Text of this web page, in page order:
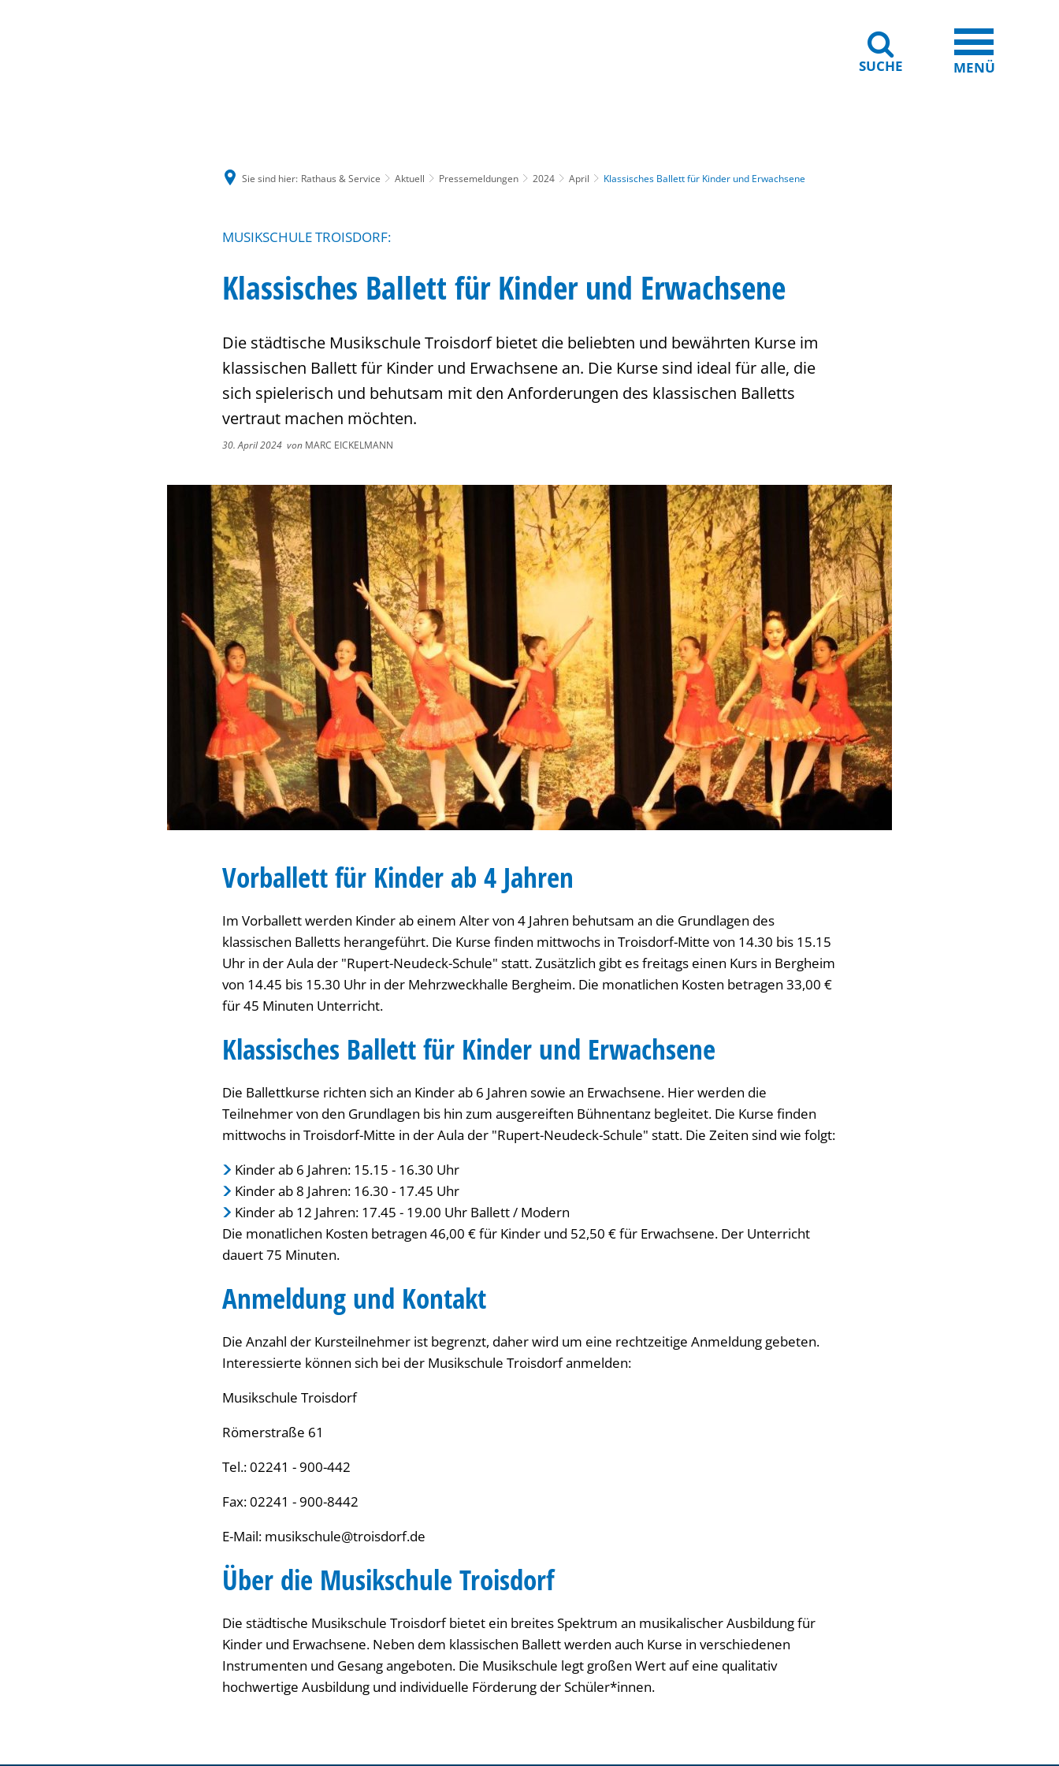
SUCHE MENÜ
Sie sind hier: Rathaus & Service Aktuell Pressemeldungen 2024 April Klassisches Ballett für Kinder und Erwachsene
MUSIKSCHULE TROISDORF:
Klassisches Ballett für Kinder und Erwachsene
Die städtische Musikschule Troisdorf bietet die beliebten und bewährten Kurse im
klassischen Ballett für Kinder und Erwachsene an. Die Kurse sind ideal für alle, die
sich spielerisch und behutsam mit den Anforderungen des klassischen Balletts
vertraut machen möchten.
30. April 2024 von MARC EICKELMANN
Vorballett für Kinder ab 4 Jahren
Im Vorballett werden Kinder ab einem Alter von 4 Jahren behutsam an die Grundlagen des
klassischen Balletts herangeführt. Die Kurse finden mittwochs in Troisdorf-Mitte von 14.30 bis 15.15
Uhr in der Aula der "Rupert-Neudeck-Schule" statt. Zusätzlich gibt es freitags einen Kurs in Bergheim
von 14.45 bis 15.30 Uhr in der Mehrzweckhalle Bergheim. Die monatlichen Kosten betragen 33,00 €
für 45 Minuten Unterricht.
Klassisches Ballett für Kinder und Erwachsene
Die Ballettkurse richten sich an Kinder ab 6 Jahren sowie an Erwachsene. Hier werden die
Teilnehmer von den Grundlagen bis hin zum ausgereiften Bühnentanz begleitet. Die Kurse finden
mittwochs in Troisdorf-Mitte in der Aula der "Rupert-Neudeck-Schule" statt. Die Zeiten sind wie folgt:
Kinder ab 6 Jahren: 15.15 - 16.30 Uhr
Kinder ab 8 Jahren: 16.30 - 17.45 Uhr
Kinder ab 12 Jahren: 17.45 - 19.00 Uhr Ballett / Modern
Die monatlichen Kosten betragen 46,00 € für Kinder und 52,50 € für Erwachsene. Der Unterricht
dauert 75 Minuten.
Anmeldung und Kontakt
Die Anzahl der Kursteilnehmer ist begrenzt, daher wird um eine rechtzeitige Anmeldung gebeten.
Interessierte können sich bei der Musikschule Troisdorf anmelden:
Musikschule Troisdorf
Römerstraße 61
Tel.: 02241 - 900-442
Fax: 02241 - 900-8442
E-Mail: musikschule@troisdorf.de
Über die Musikschule Troisdorf
Die städtische Musikschule Troisdorf bietet ein breites Spektrum an musikalischer Ausbildung für
Kinder und Erwachsene. Neben dem klassischen Ballett werden auch Kurse in verschiedenen
Instrumenten und Gesang angeboten. Die Musikschule legt großen Wert auf eine qualitativ
hochwertige Ausbildung und individuelle Förderung der Schüler*innen.